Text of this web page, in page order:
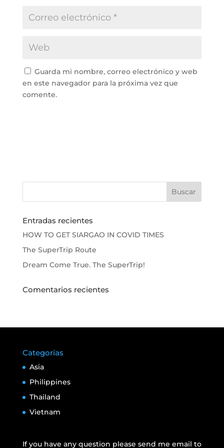
Guarda mi nombre, correo electrónico y web
en este navegador para la próxima vez que
comente.
Entradas recientes
HOW TO GET SIARGAO IN COVID TIMES
The SuperTrip Route
Dream Come True. The SuperTrip!
Comentarios recientes
Categorías
Asia
Philippines
Thailand
Vietnam
If you have any question please send me email to